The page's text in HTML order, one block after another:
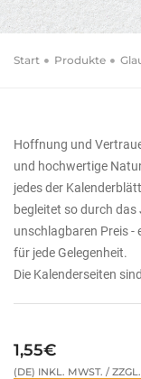
Start Produkte
Hoffnung und
und hochwertige
jedes der
begleitet so durch
unschlagbaren Preis -
für jede Gelegenheit.
Die Kalenderseiten
1,55€
(DE) INKL. MWST. /